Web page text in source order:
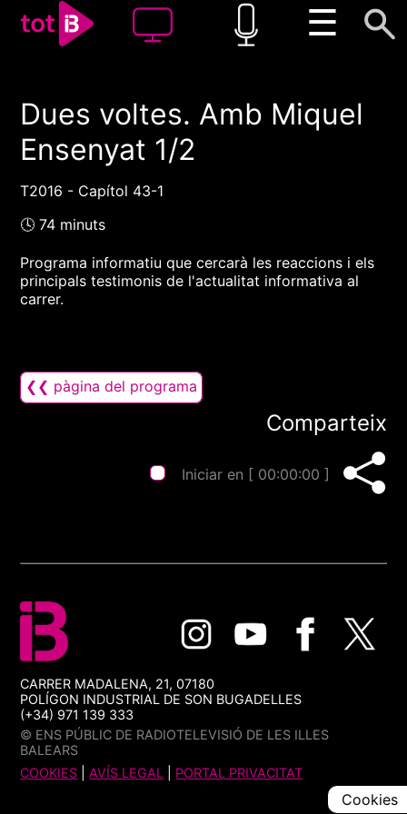
☰
00:00 00:00
1x
Dues voltes. Amb Miquel
Ensenyat 1/2
T2016 - Capítol 43-1
🕓 74 minuts
Programa informatiu que cercarà les reaccions i els
principals testimonis de l'actualitat informativa al
carrer.
❮❮ pàgina del programa
Comparteix
Iniciar en [ 00:00:00 ]
CARRER MADALENA, 21, 07180
POLÍGON INDUSTRIAL DE SON BUGADELLES
(+34) 971 139 333
© ENS PÚBLIC DE RADIOTELEVISIÓ DE LES ILLES
BALEARS
COOKIES |AVÍS LEGAL PORTAL PRIVACITAT
Cookies